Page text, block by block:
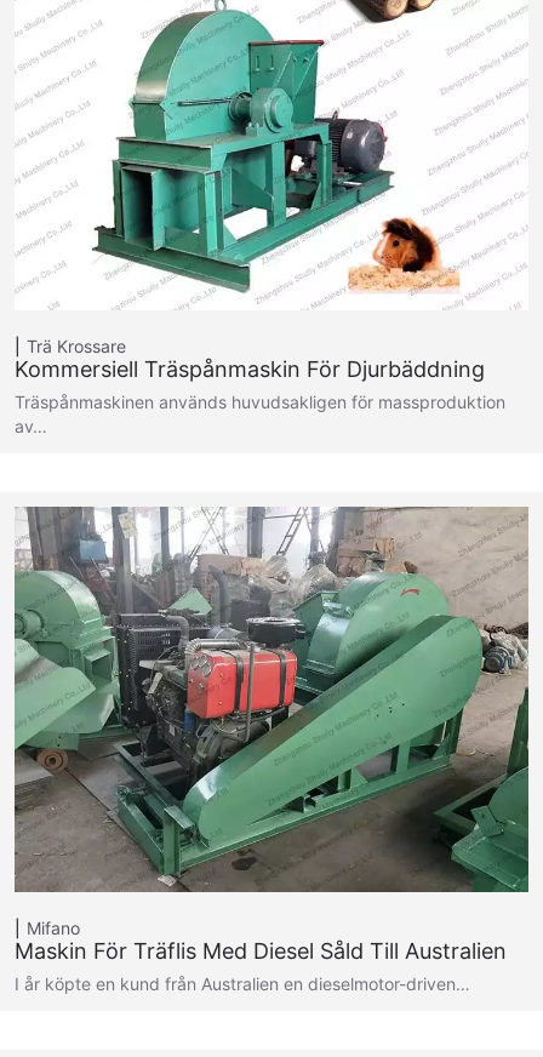
Trä Krossare
Kommersiell Träspånmaskin För Djurbäddning
Träspånmaskinen används huvudsakligen för massproduktion
av…
Mifano
Maskin För Träflis Med Diesel Såld Till Australien
I år köpte en kund från Australien en dieselmotor-driven…